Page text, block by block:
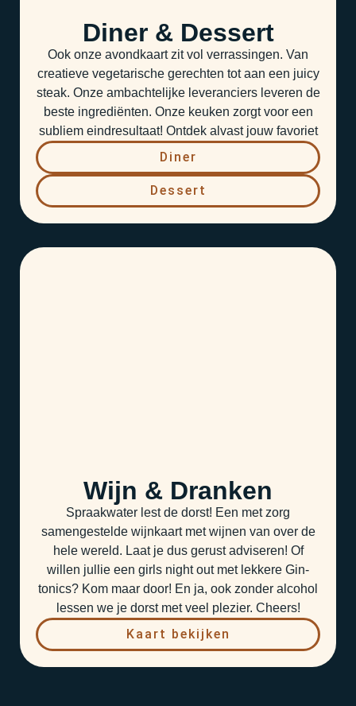
Diner & Dessert
Ook onze avondkaart zit vol verrassingen. Van
creatieve vegetarische gerechten tot aan een juicy
steak. Onze ambachtelijke leveranciers leveren de
beste ingrediënten. Onze keuken zorgt voor een
subliem eindresultaat! Ontdek alvast jouw favoriet
Diner
Dessert
Wijn & Dranken
Spraakwater lest de dorst! Een met zorg
samengestelde wijnkaart met wijnen van over de
hele wereld. Laat je dus gerust adviseren! Of
willen jullie een girls night out met lekkere Gin-
tonics? Kom maar door! En ja, ook zonder alcohol
lessen we je dorst met veel plezier. Cheers!
Kaart bekijken